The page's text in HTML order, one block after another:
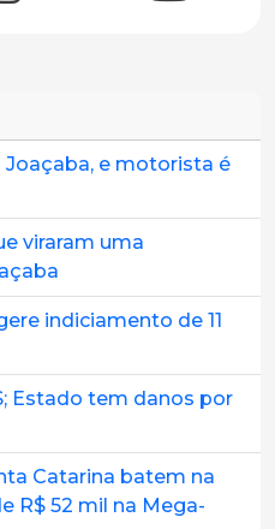
Joaçaba, e motorista é
viraram uma
indiciamento de 11
Estado tem danos por
Catarina batem na
R$ 52 mil na Mega-